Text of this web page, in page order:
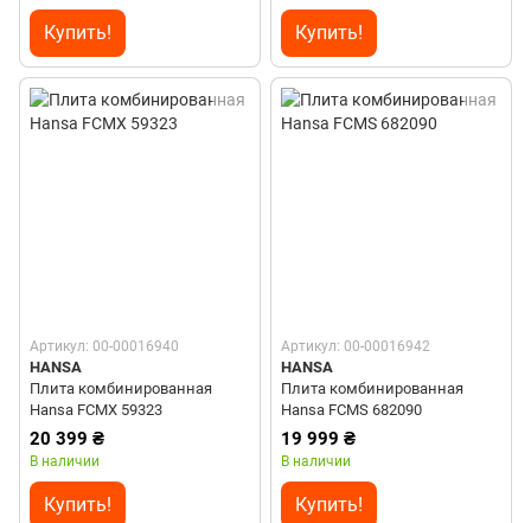
Купить! Купить!
Артикул: 00-00016940
HANSA
Плита комбинированная
Hansa FCMX 59323
20 399 ₴
В наличии
Купить!
Артикул: 00-00016942
HANSA
Плита комбинированная
Hansa FCMS 682090
19 999 ₴
В наличии
Купить!